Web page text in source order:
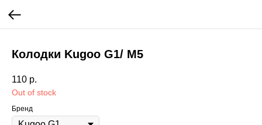
Колодки Kugoo G1/ M5
110 р.
Out of stock
Бренд